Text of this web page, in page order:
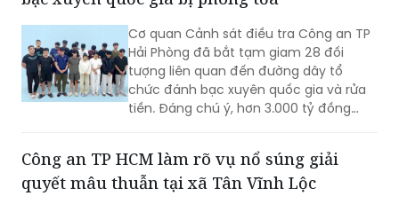
Cơ quan Cảnh sát điều tra Công an TP
Hải Phòng đã bắt tạm giam 28 đối
tượng liên quan đến đường dây tổ
chức đánh bạc xuyên quốc gia và rửa
tiền. Đáng chú ý, hơn 3.000 tỷ đồng
Công an TP HCM làm rõ vụ nổ súng giải
quyết mâu thuẫn tại xã Tân Vĩnh Lộc